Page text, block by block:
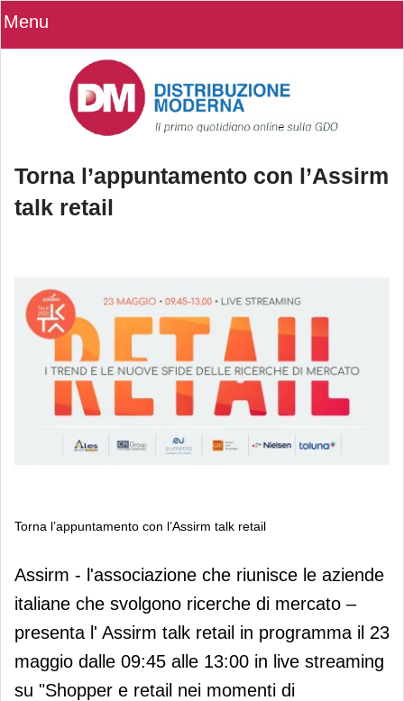
Menu
Torna l’appuntamento con l’Assirm
talk retail
Torna l’appuntamento con l’Assirm talk retail
Torna l’appuntamento con l’Assirm
talk retail
Assirm - l'associazione che riunisce le aziende
italiane che svolgono ricerche di mercato –
presenta l' Assirm talk retail in programma il 23
maggio dalle 09:45 alle 13:00 in live streaming
su "Shopper e retail nei momenti di